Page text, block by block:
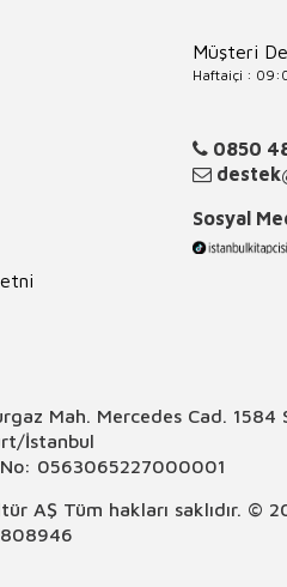
Müşteri
Haftaiçi :
0850
Sosyal
Mah. Mercedes Cad. 1584
İstanbul
No: 0563065227000001
AŞ Tüm hakları saklıdır. ©